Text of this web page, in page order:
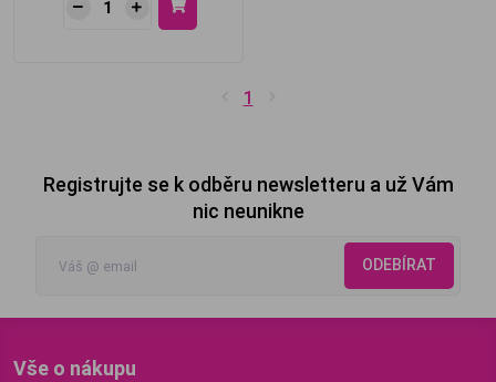
1
Registrujte se k odběru newsletteru a už Vám
nic neunikne
ODEBÍRAT
Vše o nákupu